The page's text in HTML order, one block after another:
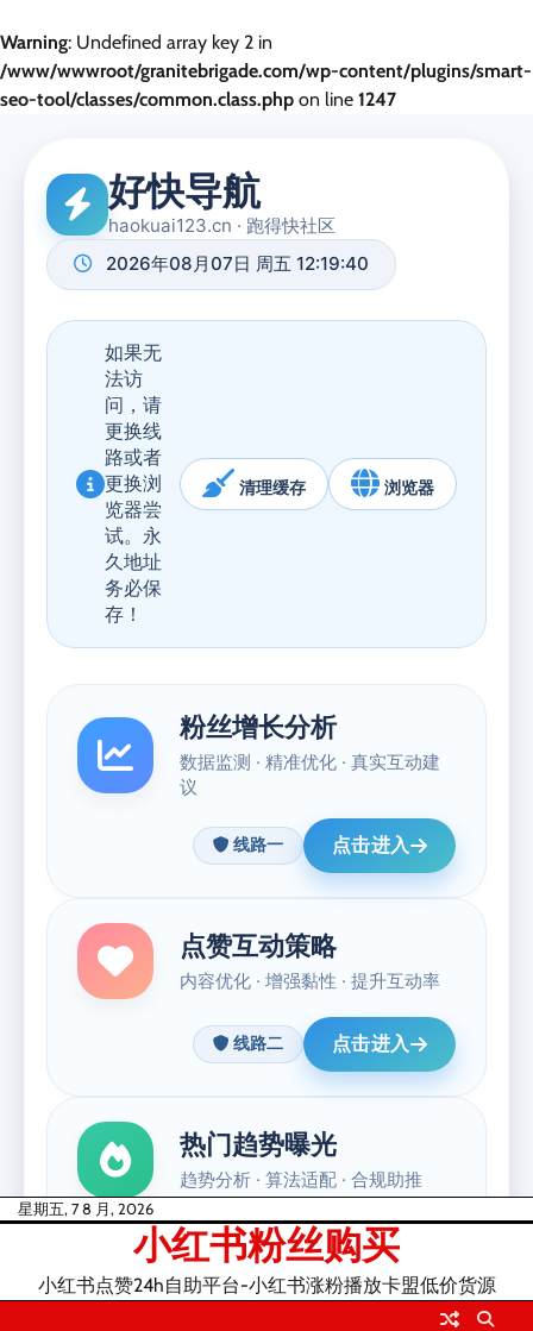
Warning: Undefined array key 2 in
/www/wwwroot/granitebrigade.com/wp-content/plugins/smart-
seo-tool/classes/common.class.php on line 1247
Skip星期五, 7 8 月, 2026
小红书粉丝购买
小红书点赞24h自助平台-小红书涨粉播放卡盟低价货源